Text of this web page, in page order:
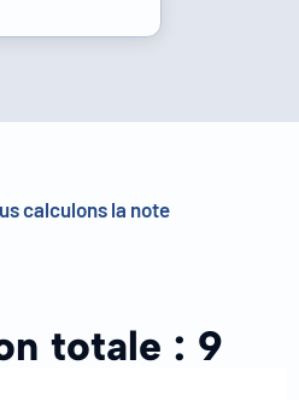
calculons la note
totale : 9